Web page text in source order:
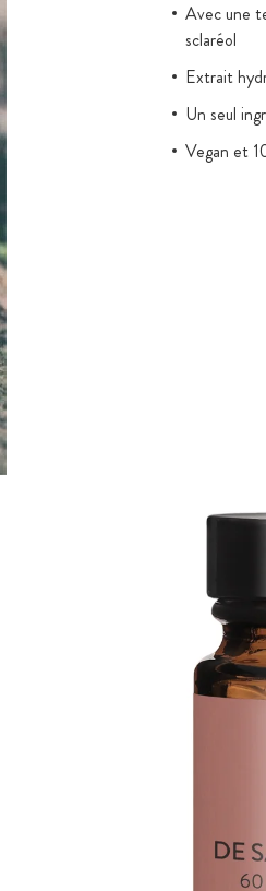
Avec une
sclaréol
Extrait
Un seul
Vegan et